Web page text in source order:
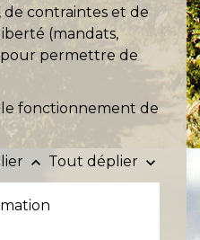
, de contraintes et de
(mandats,
pour permettre de
fonctionnement de
keyboard_arrow_up Tout déplier keyboard_arrow_down